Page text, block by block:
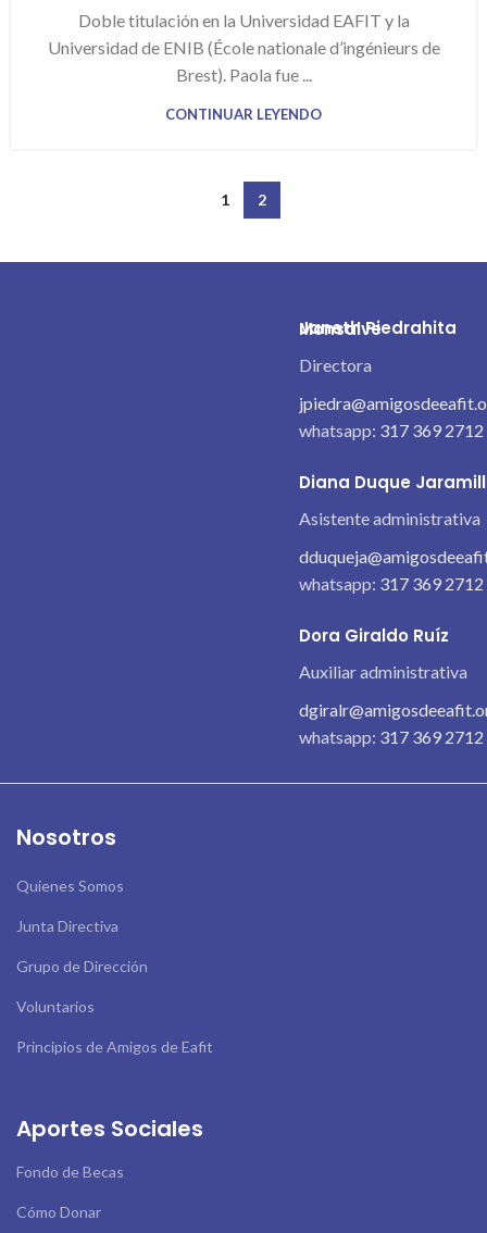
Doble titulación en la Universidad EAFIT y la
Universidad de ENIB (École nationale d’ingénieurs de
Brest). Paola fue ...
CONTINUAR LEYENDO
1 2
Janeth Piedrahita Monsalve
Directora
whatsapp: 317 369 2712
Diana Duque
Asistente administrativa
whatsapp: 317 369 2712
Dora Giraldo Ruíz
Auxiliar administrativa
whatsapp: 317 369 2712
Nosotros
Quienes Somos
Junta Directiva
Grupo de Dirección
Voluntarios
Principios de Amigos de Eafit
Aportes Sociales
Fondo de Becas
Cómo Donar